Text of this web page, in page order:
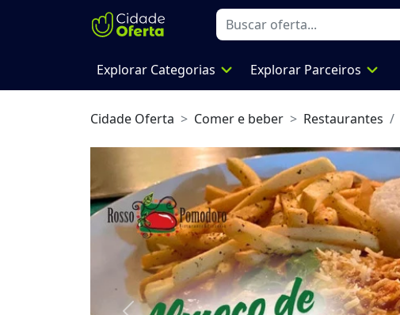
Explorar Categorias expand_more Explorar Parceiros expand_more
Cidade Oferta Comer e beber Restaurantes